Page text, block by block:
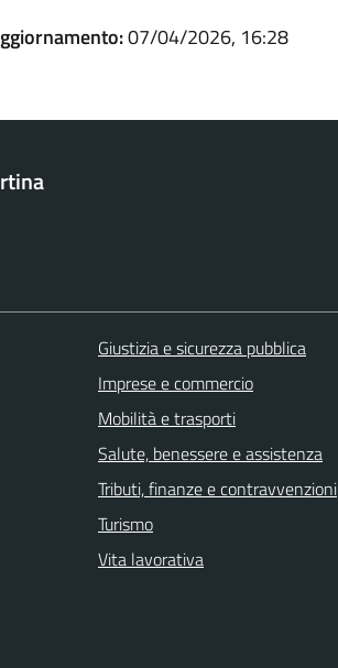
07/04/2026, 16:28
Giustizia e sicurezza pubblica
Imprese e commercio
Mobilità e trasporti
Salute, benessere e assistenza
Tributi, finanze e contravvenzioni
Turismo
Vita lavorativa